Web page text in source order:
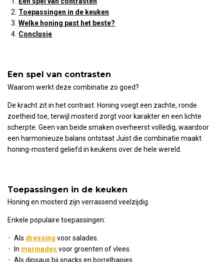
Toepassingen in de keuken
Welke honing past het beste?
Conclusie
Een spel van contrasten
Waarom werkt deze combinatie zo goed?
De kracht zit in het contrast. Honing voegt een zachte, ronde
zoetheid toe, terwijl mosterd zorgt voor karakter en een lichte
scherpte. Geen van beide smaken overheerst volledig, waardoor
een harmonieuze balans ontstaatJuist die combinatie maakt
honing-mosterd geliefd in keukens over de hele wereld.
Toepassingen in de keuken
Honing en mosterd zijn verrassend veelzijdig.
Enkele populaire toepassingen:
Als dressing voor salades.
In marinades voor groenten of vlees.
Als dipsaus bij snacks en borrelhapjes.